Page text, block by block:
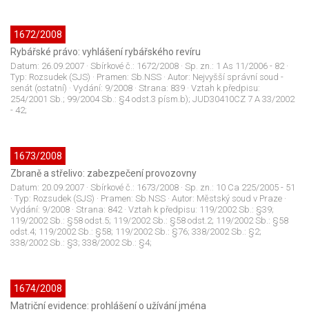
1672/2008
Rybářské právo: vyhlášení rybářského revíru
Datum: 26.09.2007 · Sbírkové č.: 1672/2008 · Sp. zn.: 1 As 11/2006 - 82·
Typ: Rozsudek (SJS) · Pramen: Sb.NSS · Autor: Nejvyšší správní soud -
senát (ostatní) · Vydání: 9/2008 · Strana: 839 · Vztah k předpisu:
254/2001 Sb.; 99/2004 Sb.: §4 odst.3 písm.b); JUD30410CZ 7 A 33/2002
- 42;
1673/2008
Zbraně a střelivo: zabezpečení provozovny
Datum: 20.09.2007 · Sbírkové č.: 1673/2008 · Sp. zn.: 10 Ca 225/2005 - 51
· Typ: Rozsudek (SJS) · Pramen: Sb.NSS · Autor: Městský soud v Praze ·
Vydání: 9/2008 · Strana: 842· Vztah k předpisu: 119/2002 Sb.: §39;
119/2002 Sb.: §58 odst.5; 119/2002 Sb.: §58 odst.2; 119/2002 Sb.: §58
odst.4; 119/2002 Sb.: §58; 119/2002 Sb.: §76; 338/2002 Sb.: §2;
338/2002 Sb.: §3; 338/2002 Sb.: §4;
1674/2008
Matriční evidence: prohlášení o užívání jména